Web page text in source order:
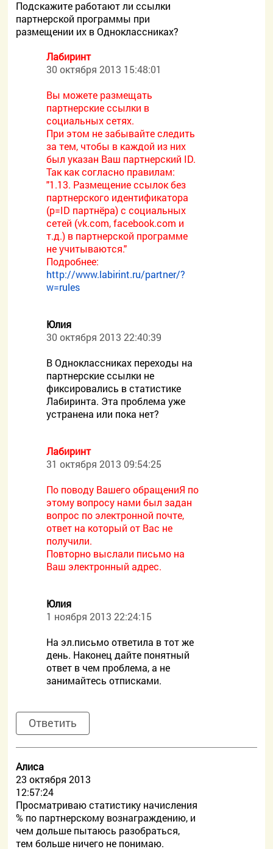
Подскажите работают ли ссылки
партнерской программы при
размещении их в Одноклассниках?
Лабиринт
30 октября 2013 15:48:01
Вы можете размещать
партнерские ссылки в
социальных сетях.
При этом не забывайте следить
за тем, чтобы в каждой из них
был указан Ваш партнерский ID.
Так как согласно правилам:
"1.13. Размещение ссылок без
партнерского идентификатора
(p=ID партнёра) с социальных
сетей (vk.com, facebook.com и
т.д.) в партнерской программе
не учитываются."
Подробнее:
http://www.labirint.ru/partner/?
w=rules
Юлия
30 октября 2013 22:40:39
В Одноклассниках переходы на
партнерские ссылки не
фиксировались в статистике
Лабиринта. Эта проблема уже
устранена или пока нет?
Лабиринт
31 октября 2013 09:54:25
По поводу Вашего обращениЯ по
этому вопросу нами был задан
вопрос по электронной почте,
ответ на который от Вас не
получили.
Повторно выслали письмо на
Ваш электронный адрес.
Юлия
1 ноября 2013 22:24:15
На эл.письмо ответила в тот же
день. Наконец дайте понятный
ответ в чем проблема, а не
занимайтесь отписками.
Ответить
Алиса
23 октября 2013
12:57:24
Просматриваю статистику начисления
% по партнерскому вознаграждению, и
чем дольше пытаюсь разобраться,
тем больше ничего не понимаю.